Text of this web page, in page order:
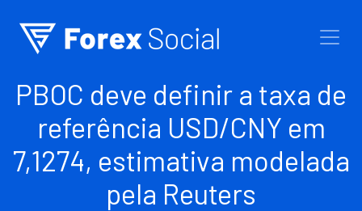
PBOC deve definir a taxa de
referência USD/CNY em
7,1274, estimativa modelada
pela Reuters